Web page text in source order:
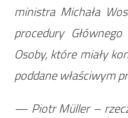
ministra Michała
procedury
Osoby, które miały
poddane właściwym
— Piotr Müller –